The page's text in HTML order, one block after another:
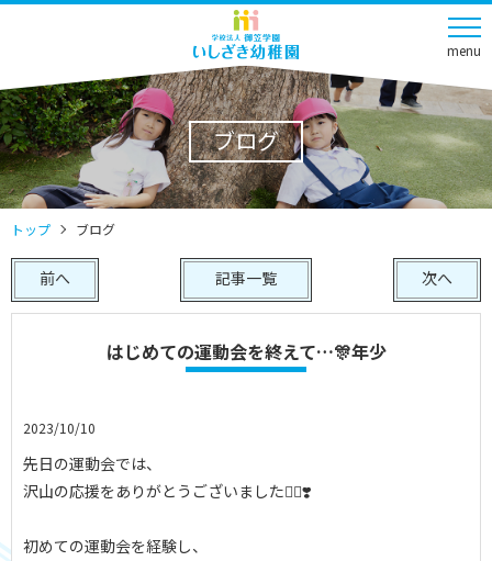
menu
ブログ
トップ ブログ
前へ 次へ
記事一覧
はじめての運動会を終えて…🎊年少
2023/10/10
先日の運動会では、
沢山の応援をありがとうございました🙇‍♀️❣️
初めての運動会を経験し、